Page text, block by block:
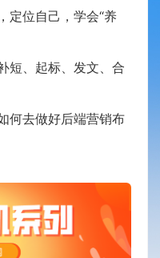
定位自己，学会“养
短、起标、发文、合
何去做好后端营销布